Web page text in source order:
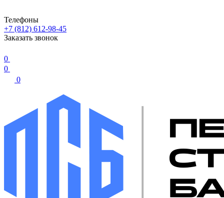
Телефоны
+7 (812) 612-98-45
Заказать звонок
0
0
0